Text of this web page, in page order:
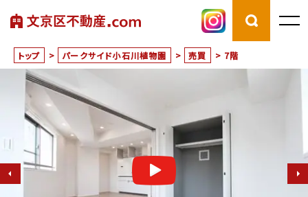
トップ > パークサイド小石川植物園 > 売買 > 7階